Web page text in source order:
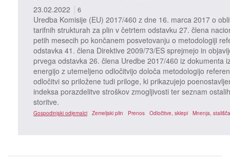
23.02.2022 6
Uredba Komisije (EU) 2017/460 z dne 16. marca 2017 o
tarifnih strukturah za plin v četrtem odstavku 27. člena
petih mesecih po končanem posvetovanju o metodologiji
odstavka 41. člena Direktive 2009/73/ES sprejmejo in
prvega odstavka 26. člena Uredbe 2017/460 iz dokumenta
energijo z utemeljeno odločitvijo določa metodologijo
odločitvi so priložene tudi priloge, ki prikazujejo
indeksa porazdelitve stroškov zmogljivosti ter seznam
storitve.
Gospodinjski odjemalci Zemeljski plin Prenos Odločitve, sklepi Mnenja, stališča